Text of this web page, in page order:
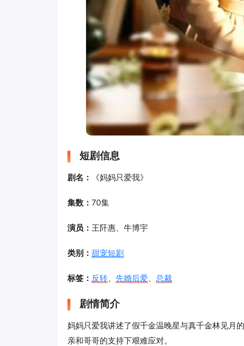
短剧信息
剧名： 《妈妈只爱我》
集数： 70集
演员： 王阡惠、牛博宇
类别： 甜宠短剧
标签： 反转、 先婚后爱、 总裁
剧情简介
妈妈只爱我讲述了假千金温晚星与真千金林见月
亲和哥哥的支持下艰难应对。